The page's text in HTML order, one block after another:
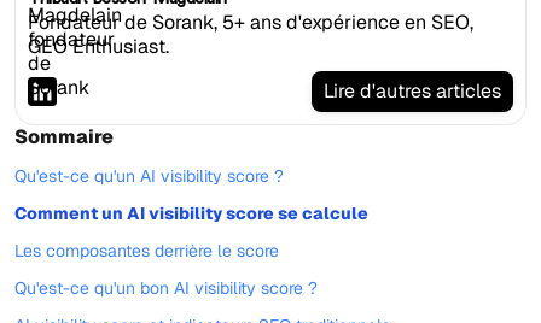
Fondateur de Sorank, 5+ ans d'expérience en SEO,
GEO Enthusiast.
Lire d'autres articles
Sommaire
Qu'est-ce qu'un AI visibility score ?
Comment un AI visibility score se calcule
Les composantes derrière le score
Qu'est-ce qu'un bon AI visibility score ?